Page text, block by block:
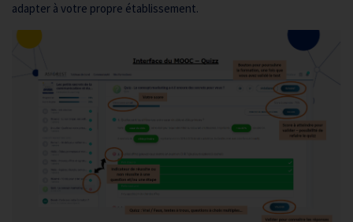
adapter à votre propre établissement.